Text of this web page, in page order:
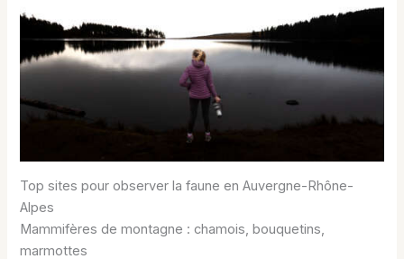
Top sites pour observer la faune en Auvergne-Rhône-
Alpes
Mammifères de montagne : chamois, bouquetins,
marmottes